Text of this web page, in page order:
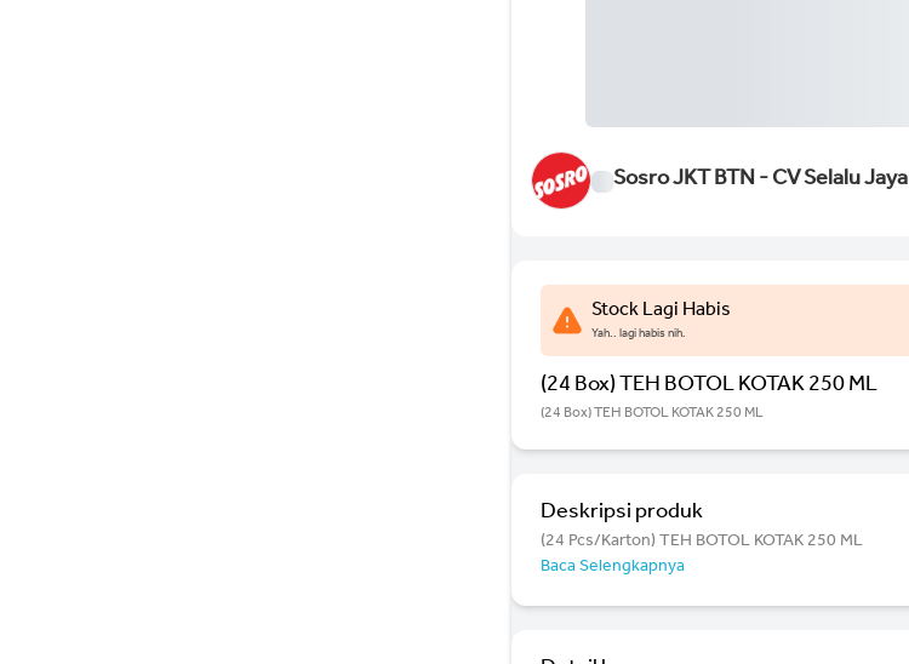
Sosro JKT BTN - CV Selalu Jaya
Stock Lagi Habis
Yah.. lagi habis nih.
(24 Box) TEH BOTOL KOTAK 250 ML
(24 Box) TEH BOTOL KOTAK 250 ML
Deskripsi produk
(24 Pcs/Karton) TEH BOTOL KOTAK 250 ML
Baca Selengkapnya